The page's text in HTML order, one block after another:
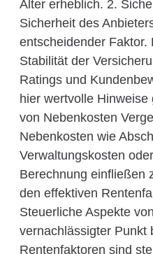
Alter erheblich. 2.
Sicherheit des
entscheidender
Stabilität der
Ratings und
hier wertvolle
von Nebenkosten
Nebenkosten wie
Verwaltungskosten
Berechnung einfließen
den effektiven
Steuerliche Aspekte
vernachlässigter Punkt
Rentenfaktoren sind